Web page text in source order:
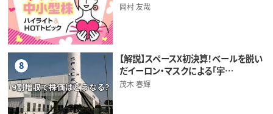
岡村 友哉
8
【解説】スペースX初決算！ベールを脱い
だイーロン・マスクによる「宇…
茂木 春輝